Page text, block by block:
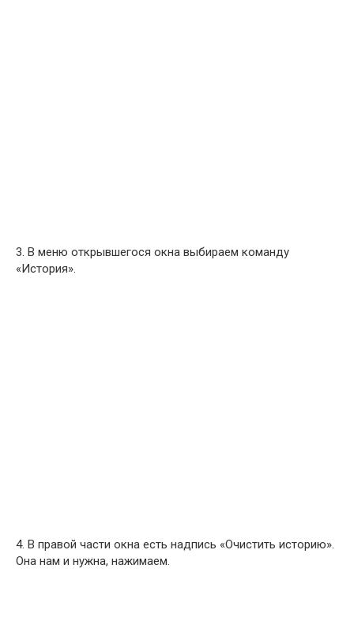
3. В меню открывшегося окна выбираем команду
«История».
4. В правой части окна есть надпись «Очистить историю».
Она нам и нужна, нажимаем.